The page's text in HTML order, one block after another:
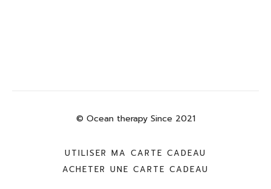
© Ocean therapy Since 2021
UTILISER MA CARTE CADEAU
ACHETER UNE CARTE CADEAU